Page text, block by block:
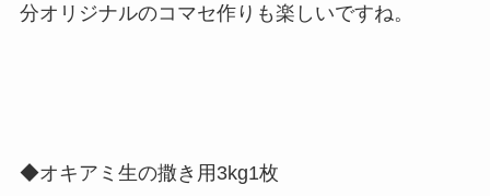
分オリジナルのコマセ作りも楽しいですね。
◆オキアミ生の撒き用3kg1枚